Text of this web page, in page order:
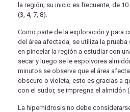
la región; su inicio es frecuente, de
(3, 4, 7, 8).
Como parte de la exploración y para
del área afectada, se utiliza la
en pincelar la región a estudiar con
secar y luego se le espolvorea
minutos se observa que el área
obscuro o violeta, esto es gracias a
con el sudor, se impregna el almidón
La hiperhidrosis no debe